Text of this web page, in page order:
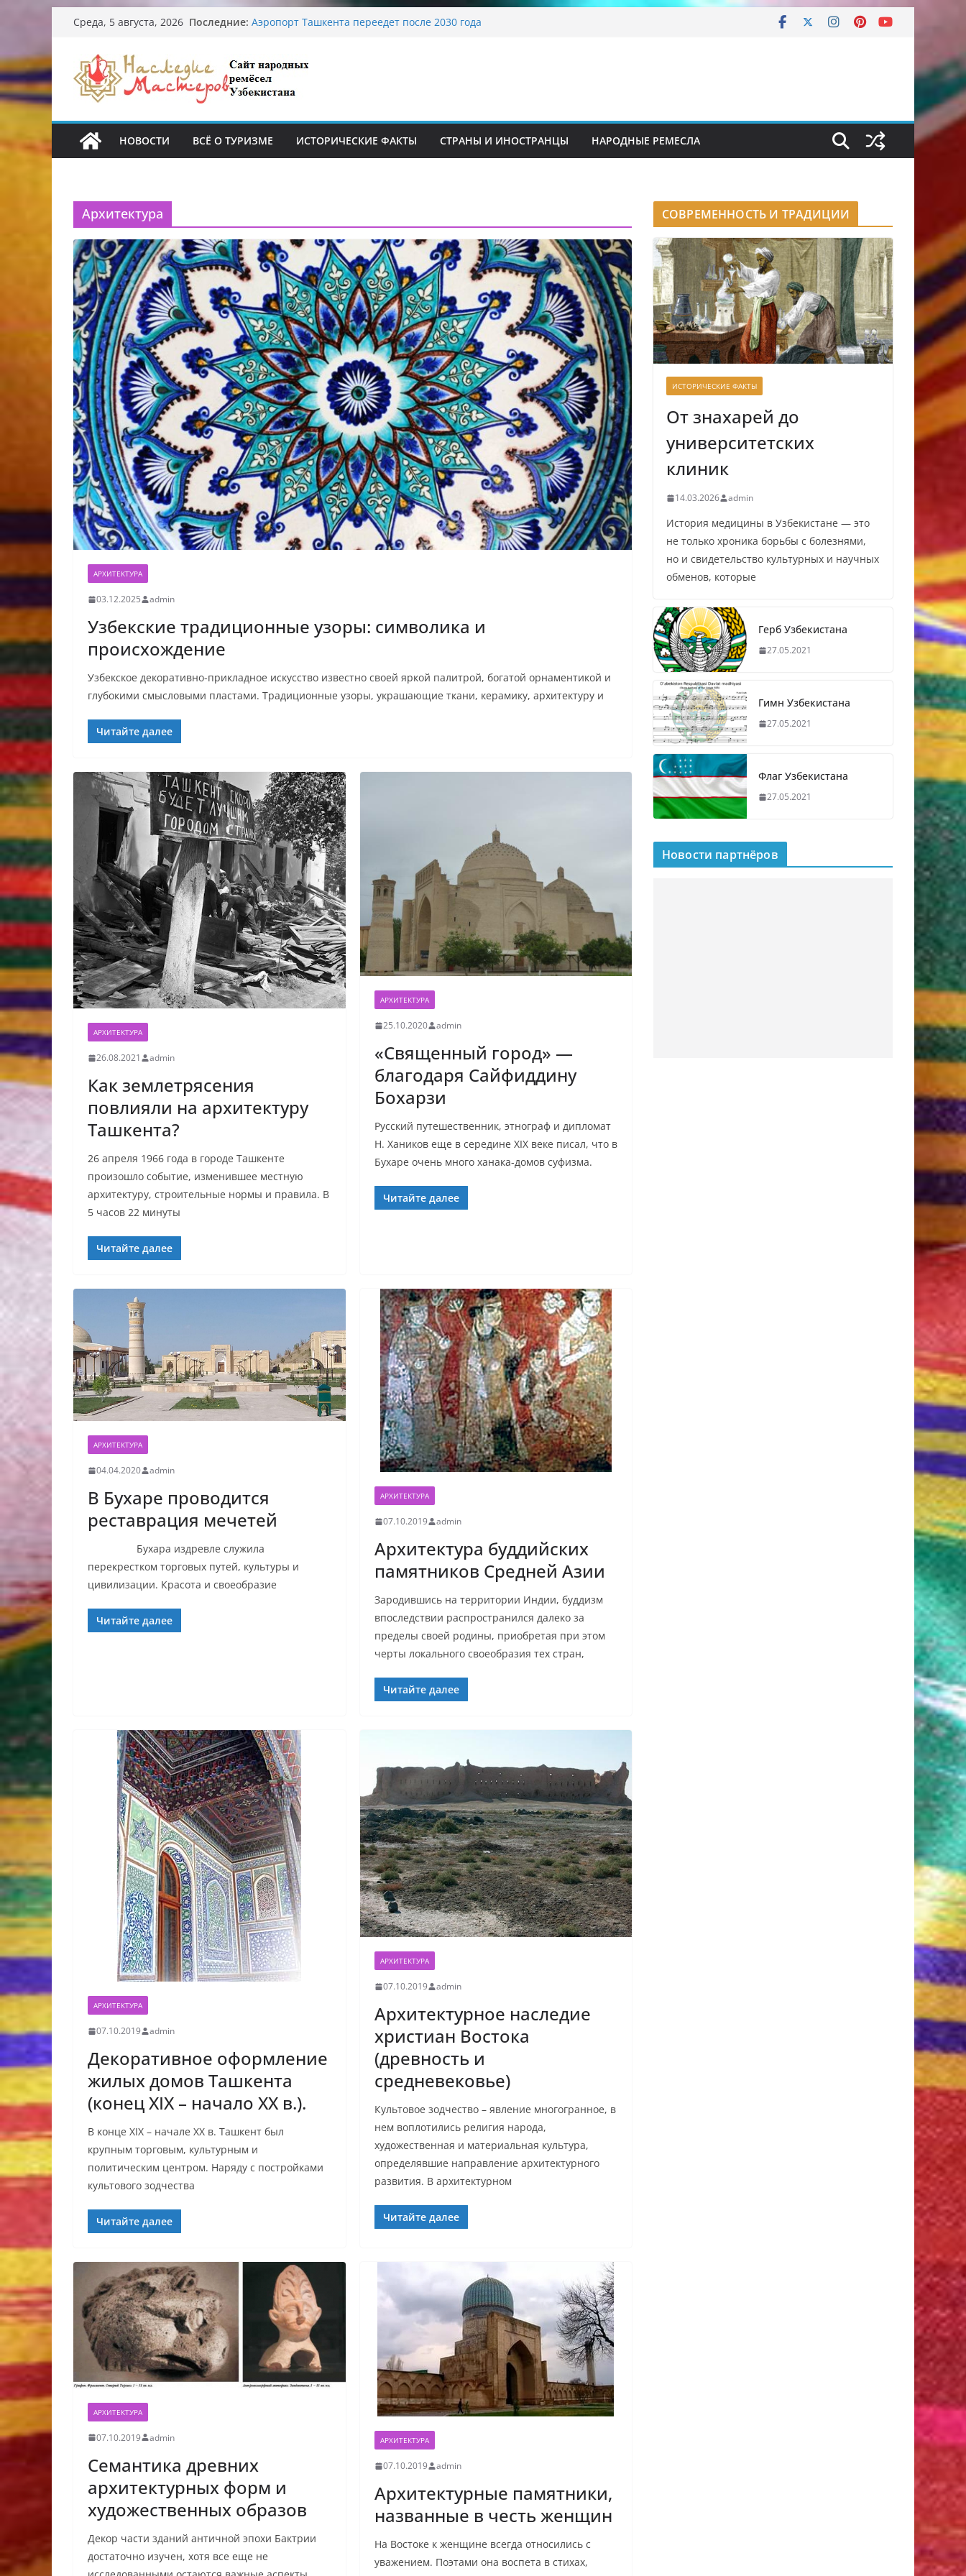
Перейти
содержимому
Среда, 5 августа, 2026 Последние: происхождение
От знахарей до университетских клиник
Обрушение на одном из ключевых перекрёстков
Ташкента: перекрыт путепровод на Буюк Ипак Йули
НОВОСТИ ВСЁ О ТУРИЗМЕ ИСТОРИЧЕСКИЕ ФАКТЫ СТРАНЫ И ИНОСТРАНЦЫ НАРОДНЫЕ РЕМЕСЛА
Архитектура
АРХИТЕКТУРА
03.12.2025 admin
Узбекские традиционные узоры: символика и
происхождение
Узбекское декоративно-прикладное искусство известно своей яркой палитрой, богатой орнаментикой и
глубокими смысловыми пластами. Традиционные узоры, украшающие ткани, керамику, архитектуру и
Читайте далее
АРХИТЕКТУРА
26.08.2021 admin
Как землетрясения
повлияли на архитектуру
Ташкента?
26 апреля 1966 года в городе Ташкенте
произошло событие, изменившее местную
архитектуру, строительные нормы и правила. В
5 часов 22 минуты
Читайте далее
АРХИТЕКТУРА
25.10.2020 admin
«Священный город» —
благодаря Сайфиддину
Бохарзи
Русский путешественник, этнограф и дипломат
Н. Хаников еще в середине ХIX веке писал, что в
Бухаре очень много ханака-домов суфизма.
Читайте далее
АРХИТЕКТУРА
04.04.2020 admin
В Бухаре проводится
реставрация мечетей
Бухара издревле служила
перекрестком торговых путей, культуры и
цивилизации. Красота и своеобразие
Читайте далее
АРХИТЕКТУРА
07.10.2019 admin
Архитектура буддийских
памятников Средней Азии
Зародившись на территории Индии, буддизм
впоследствии распространился далеко за
пределы своей родины, приобретая при этом
черты локального своеобразия тех стран,
Читайте далее
АРХИТЕКТУРА
07.10.2019 admin
Декоративное оформление
жилых домов Ташкента
(конец XIX – начало XX в.).
В конце XIX – начале XX в. Ташкент был
крупным торговым, культурным и
политическим центром. Наряду с постройками
культового зодчества
Читайте далее
АРХИТЕКТУРА
07.10.2019 admin
Архитектурное наследие
христиан Востока
(древность и
средневековье)
Культовое зодчество – явление многогранное, в
нем воплотились религия народа,
художественная и материальная культура,
определявшие направление архитектурного
развития. В архитектурном
Читайте далее
АРХИТЕКТУРА
07.10.2019 admin
Семантика древних
архитектурных форм и
художественных образов
Декор части зданий античной эпохи Бактрии
достаточно изучен, хотя все еще не
АРХИТЕКТУРА
07.10.2019 admin
Архитектурные памятники,
названные в честь женщин
На Востоке к женщине всегда относились с
уважением. Поэтами она воспета в стихах,
СОВРЕМЕННОСТЬ И ТРАДИЦИИ
ИСТОРИЧЕСКИЕ ФАКТЫ
От знахарей до
университетских
клиник
14.03.2026 admin
История медицины в Узбекистане — это
не только хроника борьбы с болезнями,
но и свидетельство культурных и научных
обменов, которые
Герб Узбекистана
27.05.2021
Гимн Узбекистана
27.05.2021
Флаг Узбекистана
27.05.2021
Новости партнёров